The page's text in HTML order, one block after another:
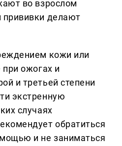
во взрослом
делают
кожи или
ожогах и
и третьей степени
экстренную
случаях
обратиться
и не заниматься